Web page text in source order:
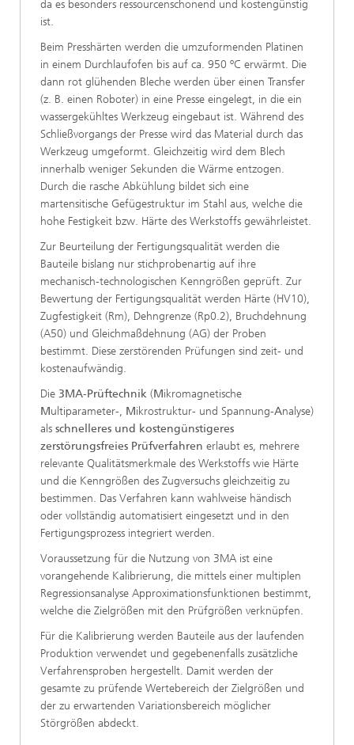
da es besonders ressourcenschonend und kostengünstig
ist.
Beim Presshärten werden die umzuformenden Platinen
in einem Durchlaufofen bis auf ca. 950 ºC erwärmt. Die
dann rot glühenden Bleche werden über einen Transfer
(z. B. einen Roboter) in eine Presse eingelegt, in die ein
wassergekühltes Werkzeug eingebaut ist. Während des
Schließvorgangs der Presse wird das Material durch das
Werkzeug umgeformt. Gleichzeitig wird dem Blech
innerhalb weniger Sekunden die Wärme entzogen.
Durch die rasche Abkühlung bildet sich eine
martensitische Gefügestruktur im Stahl aus, welche die
hohe Festigkeit bzw. Härte des Werkstoffs gewährleistet.
Zur Beurteilung der Fertigungsqualität werden die
Bauteile bislang nur stichprobenartig auf ihre
mechanisch-technologischen Kenngrößen geprüft. Zur
Bewertung der Fertigungsqualität werden Härte (HV10),
Zugfestigkeit (Rm), Dehngrenze (Rp0.2), Bruchdehnung
(A50) und Gleichmaßdehnung (AG) der Proben
bestimmt. Diese zerstörenden Prüfungen sind zeit- und
kostenaufwändig.
Die 3MA-Prüftechnik (Mikromagnetische
Multiparameter-, Mikrostruktur- und Spannung-Analyse)
als schnelleres und kostengünstigeres
zerstörungsfreies Prüfverfahren erlaubt es, mehrere
relevante Qualitätsmerkmale des Werkstoffs wie Härte
und die Kenngrößen des Zugversuchs gleichzeitig zu
bestimmen. Das Verfahren kann wahlweise händisch
oder vollständig automatisiert eingesetzt und in den
Fertigungsprozess integriert werden.
Voraussetzung für die Nutzung von 3MA ist eine
vorangehende Kalibrierung, die mittels einer multiplen
Regressionsanalyse Approximationsfunktionen bestimmt,
welche die Zielgrößen mit den Prüfgrößen verknüpfen.
Für die Kalibrierung werden Bauteile aus der laufenden
Produktion verwendet und gegebenenfalls zusätzliche
Verfahrensproben hergestellt. Damit werden der
gesamte zu prüfende Wertebereich der Zielgrößen und
der zu erwartenden ­Variationsbereich möglicher
Störgrößen abdeckt.